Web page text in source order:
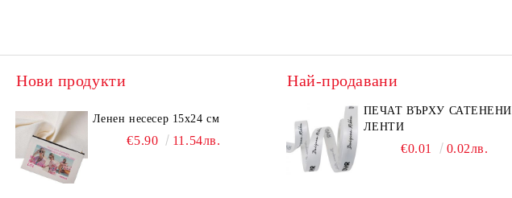
Нови продукти
Ленен несесер 15х24 см
€5.90 11.54лв.
Най-продавани
ПЕЧАТ ВЪРХУ САТЕНЕНИ
ЛЕНТИ
€0.01 0.02лв.